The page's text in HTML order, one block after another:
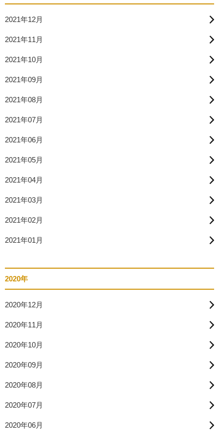
2021年12月
2021年11月
2021年10月
2021年09月
2021年08月
2021年07月
2021年06月
2021年05月
2021年04月
2021年03月
2021年02月
2021年01月
2020年
2020年12月
2020年11月
2020年10月
2020年09月
2020年08月
2020年07月
2020年06月